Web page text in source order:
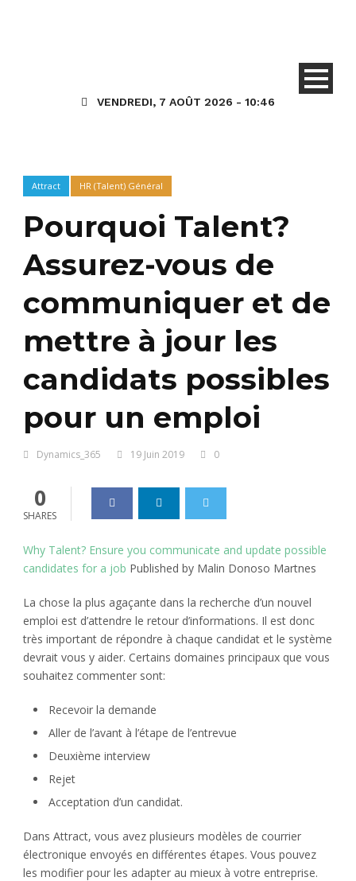
VENDREDI, 7 AOÛT 2026 - 10:46
Attract HR (Talent) Général
Pourquoi Talent?
Assurez-vous de
communiquer et de
mettre à jour les
candidats possibles
pour un emploi
Dynamics_365 19 Juin 2019 0
0
SHARES
Why Talent? Ensure you communicate and update possible
candidates for a job Published by Malin Donoso Martnes
La chose la plus agaçante dans la recherche d’un nouvel
emploi est d’attendre le retour d’informations. Il est donc
très important de répondre à chaque candidat et le système
devrait vous y aider. Certains domaines principaux que vous
souhaitez commenter sont:
Recevoir la demande
Aller de l’avant à l’étape de l’entrevue
Deuxième interview
Rejet
Acceptation d’un candidat.
Dans Attract, vous avez plusieurs modèles de courrier
électronique envoyés en différentes étapes. Vous pouvez
les modifier pour les adapter au mieux à votre entreprise.